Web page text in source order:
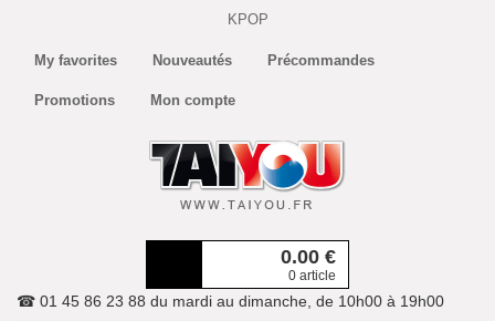
KPOP
My favorites Nouveautés Précommandes
Promotions Mon compte
0.00 €
0 article
☎ 01 45 86 23 88 du mardi au dimanche, de 10h00 à 19h00